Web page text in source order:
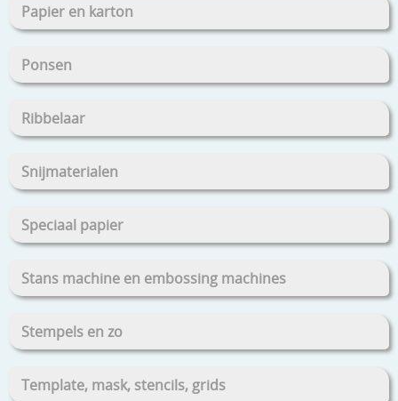
Papier en karton
Ponsen
Ribbelaar
Snijmaterialen
Speciaal papier
Stans machine en embossing machines
Stempels en zo
Template, mask, stencils, grids